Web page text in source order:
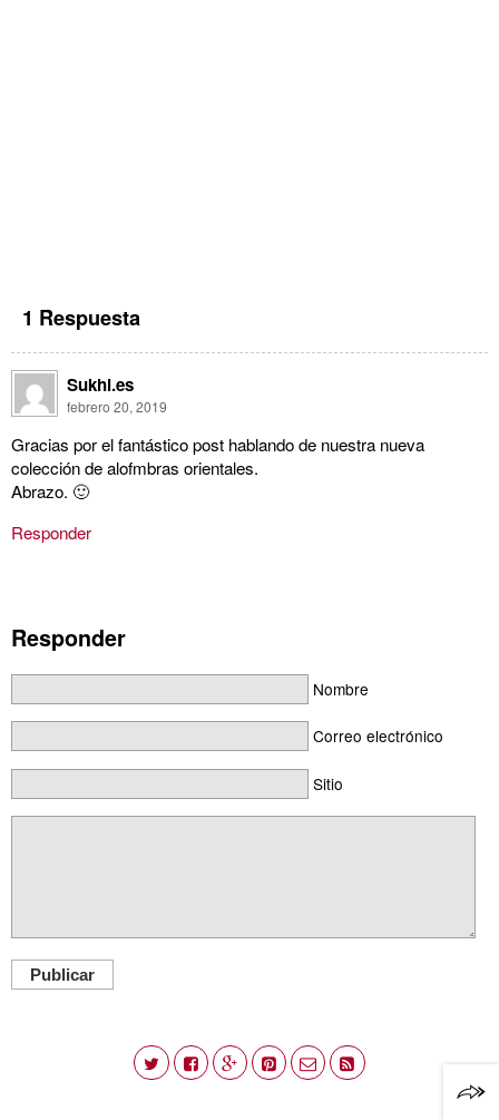
1 Respuesta
Sukhi.es
febrero 20, 2019
Gracias por el fantástico post hablando de nuestra nueva
colección de alofmbras orientales.
Abrazo. 🙂
Responder
Responder
Nombre
Correo electrónico
Sitio
Publicar